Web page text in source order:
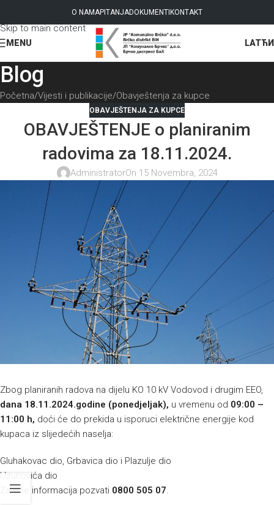
Skip to navigation
Skip to main content
O NAMAPITANJADOKUMENTI KONTAKT
MENU LAT
Blog
Početna Vijesti i publikacije Obavještenja za kupce
OBAVJEŠTENJA ZA KUPCE
OBAVJEŠTENJE o planiranim
radovima za 18.11.2024.
AdministratorOn 15 Novembra, 2024
Zbog planiranih radova na dijelu KO 10 kV Vodovod i drugim EEO,
dana 18.11.2024.godine (ponedjeljak), u vremenu od 09:00 –
11:00 h, doći će do prekida u isporuci električne energije kod
kupaca iz slijedećih naselja:
Gluhakovac dio, Grbavica dio i Plazulje dio
Uzunovića dio
Za više informacija pozvati 0800 505 07.